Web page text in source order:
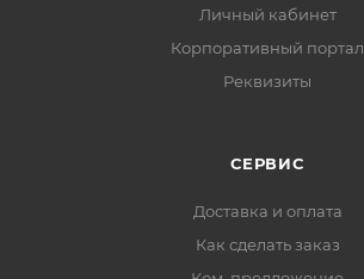
Личный кабинет
Корпоративный портал
Реквизиты
СЕРВИС
Доставка и оплата
Как сделать заказ